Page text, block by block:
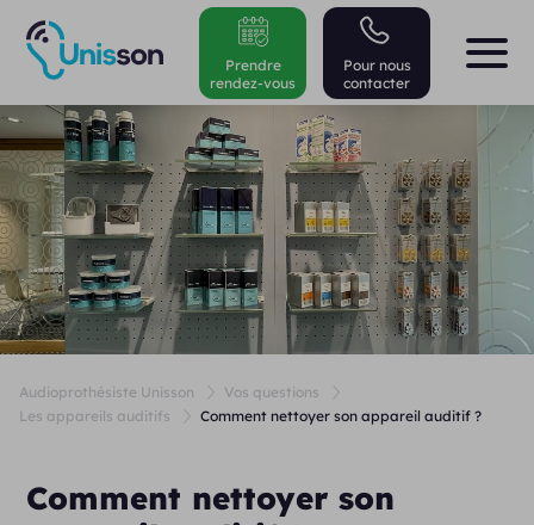
Pour nous
contacter
Prendre
rendez-vous
Audioprothésiste Unisson
Vos questions
Les appareils auditifs
Comment nettoyer son appareil auditif ?
Comment nettoyer son